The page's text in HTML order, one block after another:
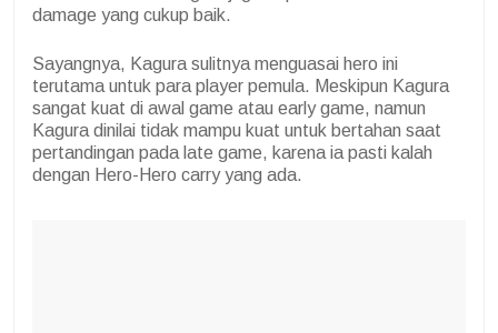
damage yang cukup baik.
Sayangnya, Kagura sulitnya menguasai hero ini
terutama untuk para player pemula. Meskipun Kagura
sangat kuat di awal game atau early game, namun
Kagura dinilai tidak mampu kuat untuk bertahan saat
pertandingan pada late game, karena ia pasti kalah
dengan Hero-Hero carry yang ada.